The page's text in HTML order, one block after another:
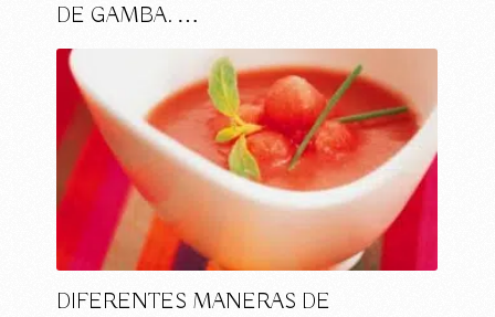
DE GAMBA. …
DIFERENTES MANERAS DE